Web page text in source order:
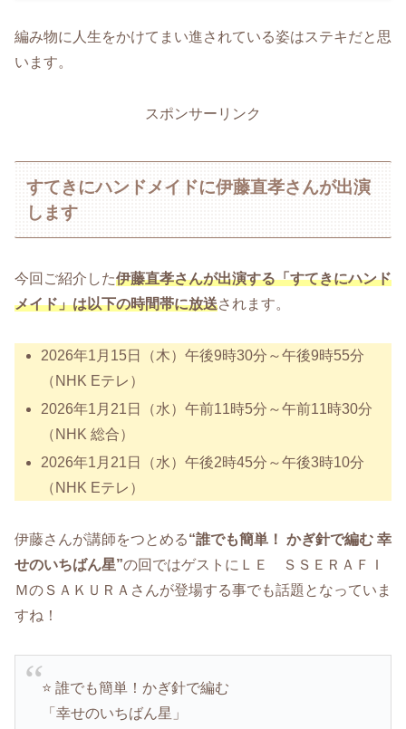
編み物に人生をかけてまい進されている姿はステキだと思
います。
スポンサーリンク
すてきにハンドメイドに伊藤直孝さんが出演
します
今回ご紹介した伊藤直孝さんが出演する「すてきにハンド
メイド」は以下の時間帯に放送されます。
2026年1月15日（木）午後9時30分～午後9時55分
（NHK Eテレ）
2026年1月21日（水）午前11時5分～午前11時30分
（NHK 総合）
2026年1月21日（水）午後2時45分～午後3時10分
（NHK Eテレ）
伊藤さんが講師をつとめる“誰でも簡単！ かぎ針で編む 幸
せのいちばん星”の回ではゲストにＬＥ ＳＳＥＲＡＦＩ
ＭのＳＡＫＵＲＡさんが登場する事でも話題となっていま
すね！
⭐️ 誰でも簡単！かぎ針で編む
「幸せのいちばん星」